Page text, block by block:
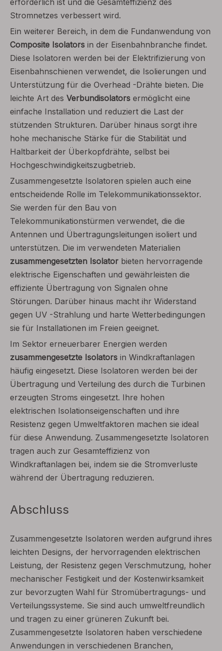
erforderlich ist und die Gesamteffizienz des
Stromnetzes verbessert wird.
Ein weiterer Bereich, in dem die Fundanwendung von
Composite Isolators in der Eisenbahnbranche findet.
Diese Isolatoren werden bei der Elektrifizierung von
Eisenbahnschienen verwendet, die Isolierungen und
Unterstützung für die Overhead -Drähte bieten. Die
leichte Art des Verbundisolators ermöglicht eine
einfache Installation und reduziert die Last der
stützenden Strukturen. Darüber hinaus sorgt ihre
hohe mechanische Stärke für die Stabilität und
Haltbarkeit der Überkopfdrähte, selbst bei
Hochgeschwindigkeitszugbetrieb.
Zusammengesetzte Isolatoren spielen auch eine
entscheidende Rolle im Telekommunikationssektor.
Sie werden für den Bau von
Telekommunikationstürmen verwendet, die die
Antennen und Übertragungsleitungen isoliert und
unterstützen. Die im verwendeten Materialien
zusammengesetzten Isolator bieten hervorragende
elektrische Eigenschaften und gewährleisten die
effiziente Übertragung von Signalen ohne
Störungen. Darüber hinaus macht ihr Widerstand
gegen UV -Strahlung und harte Wetterbedingungen
sie für Installationen im Freien geeignet.
Im Sektor erneuerbarer Energien werden
zusammengesetzte Isolators in Windkraftanlagen
häufig eingesetzt. Diese Isolatoren werden bei der
Übertragung und Verteilung des durch die Turbinen
erzeugten Stroms eingesetzt. Ihre hohen
elektrischen Isolationseigenschaften und ihre
Resistenz gegen Umweltfaktoren machen sie ideal
für diese Anwendung. Zusammengesetzte Isolatoren
tragen auch zur Gesamteffizienz von
Windkraftanlagen bei, indem sie die Stromverluste
während der Übertragung reduzieren.
Abschluss
Zusammengesetzte Isolatoren werden aufgrund ihres
leichten Designs, der hervorragenden elektrischen
Leistung, der Resistenz gegen Verschmutzung, hoher
mechanischer Festigkeit und der Kostenwirksamkeit
zur bevorzugten Wahl für Stromübertragungs- und
Verteilungssysteme. Sie sind auch umweltfreundlich
und tragen zu einer grüneren Zukunft bei.
Zusammengesetzte Isolatoren haben verschiedene
Anwendungen in verschiedenen Branchen,